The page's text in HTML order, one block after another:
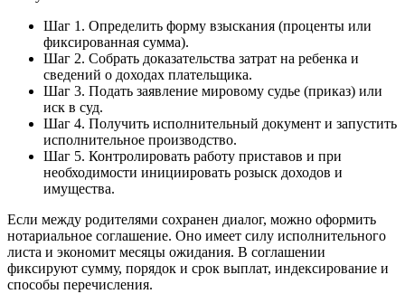
Шаг 1. Определить форму взыскания (проценты или
фиксированная сумма).
Шаг 2. Собрать доказательства затрат на ребенка и
сведений о доходах плательщика.
Шаг 3. Подать заявление мировому судье (приказ) или
иск в суд.
Шаг 4. Получить исполнительный документ и запустить
исполнительное производство.
Шаг 5. Контролировать работу приставов и при
необходимости инициировать розыск доходов и
имущества.
Если между родителями сохранен диалог, можно оформить
нотариальное соглашение. Оно имеет силу исполнительного
листа и экономит месяцы ожидания. В соглашении
фиксируют сумму, порядок и срок выплат, индексирование и
способы перечисления.